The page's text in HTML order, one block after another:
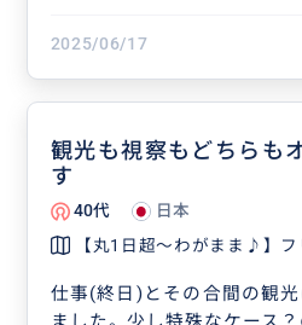
2025/06/17
観光も視察もどちらも
す
40代
日本
【丸1日超～わがまま♪】
仕事(終日)とその合間の観